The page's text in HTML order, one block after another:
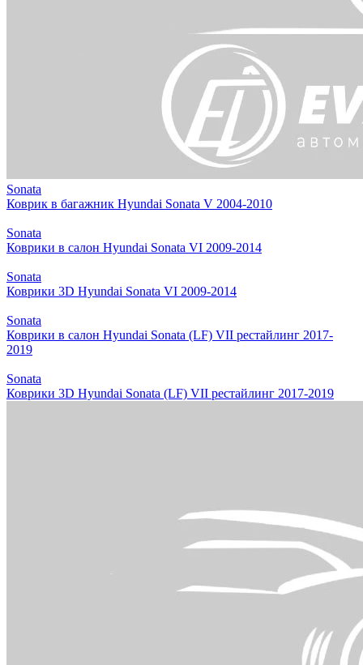
Sonata
Коврик в багажник Hyundai Sonata V 2004-2010
Sonata
Коврики в салон Hyundai Sonata VI 2009-2014
Sonata
Коврики 3D Hyundai Sonata VI 2009-2014
Sonata
Коврики в салон Hyundai Sonata (LF) VII рестайлинг 2017-
2019
Sonata
Коврики 3D Hyundai Sonata (LF) VII рестайлинг 2017-2019